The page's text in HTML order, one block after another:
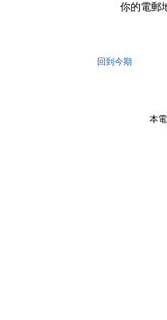
你的電郵
回到今期
本